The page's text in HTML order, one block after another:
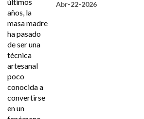
Abr-22-2026